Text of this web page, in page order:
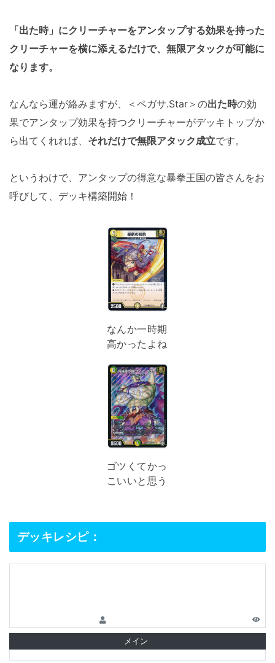
「出た時」にクリーチャーをアンタップする効果を持った
クリーチャーを横に添えるだけで、無限アタックが可能に
なります。
なんなら運が絡みますが、＜ペガサ.Star＞の出た時の効
果でアンタップ効果を持つクリーチャーがデッキトップか
ら出てくれれば、 それだけで無限アタック成立です。
というわけで、アンタップの得意な暴拳王国の皆さんをお
呼びして、デッキ構築開始！
なんか一時期
高かったよね
ゴツくてかっ
こいいと思う
デッキレシピ：
メイン